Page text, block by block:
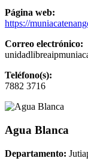
Página web:
https://
Correo electrónico:
Teléfono(s):
7882 3716
Agua Blanca
Departamento: